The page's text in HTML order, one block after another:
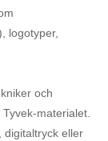
logotyper,
och
materialet.
digitaltryck eller